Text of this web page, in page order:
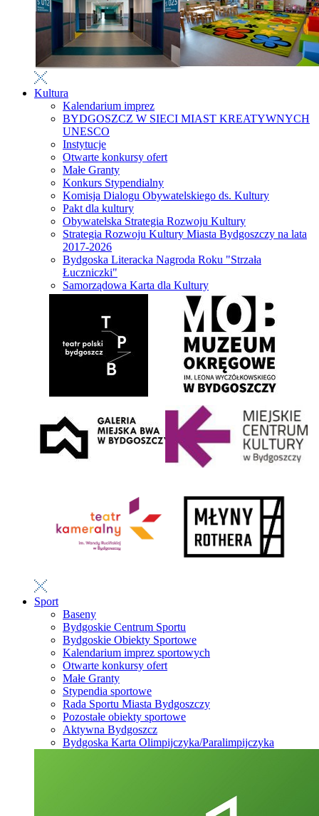
Kultura
Kalendarium imprez
BYDGOSZCZ W SIECI MIAST KREATYWNYCH
UNESCO
Instytucje
Otwarte konkursy ofert
Małe Granty
Konkurs Stypendialny
Komisja Dialogu Obywatelskiego ds. Kultury
Pakt dla kultury
Obywatelska Strategia Rozwoju Kultury
Strategia Rozwoju Kultury Miasta Bydgoszczy na lata
2017-2026
Bydgoska Literacka Nagroda Roku "Strzała
Łuczniczki"
Samorządowa Karta dla Kultury
Sport
Baseny
Bydgoskie Centrum Sportu
Bydgoskie Obiekty Sportowe
Kalendarium imprez sportowych
Otwarte konkursy ofert
Małe Granty
Stypendia sportowe
Rada Sportu Miasta Bydgoszczy
Pozostałe obiekty sportowe
Aktywna Bydgoszcz
Bydgoska Karta Olimpijczyka/Paralimpijczyka